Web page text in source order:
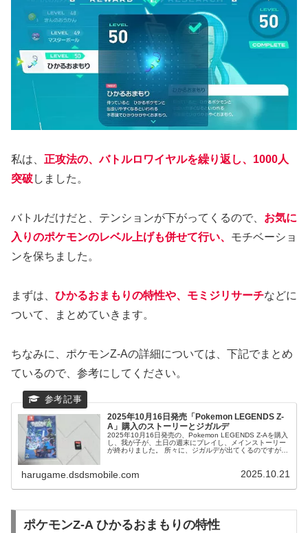
私は、 正攻法の、バトルロワイヤルを繰り返し、1000人
突破しました。
バトルだけだと、テンションが下がってくるので、 お気に
入りのポケモンのレベル上げも併せて行い、 モチベーショ
ンを保ちました。
まずは、 ひかるおまもりの特性や、モミジリサーチなどに
ついて、まとめていきます。
ちなみに、ポケモンZ-Aの詳細については、下記でまとめ
ているので、参考にしてください。
2025年10月16日発売「Pokemon LEGENDS Z-
A」購入のストーリーとジガルデ
2025年10月16日発売の、Pokemon LEGENDS Z-Aを購入
し、我が子が、土日の週末にプレイし、メインストーリー
が終わりました。 所々に、ジガルデが出てくるのですが、
略・ストーリーなどをまとめていきます。
harugame.dsdsmobile.com 2025.10.21
ポケモンZ-A ひかるおまもりの特性